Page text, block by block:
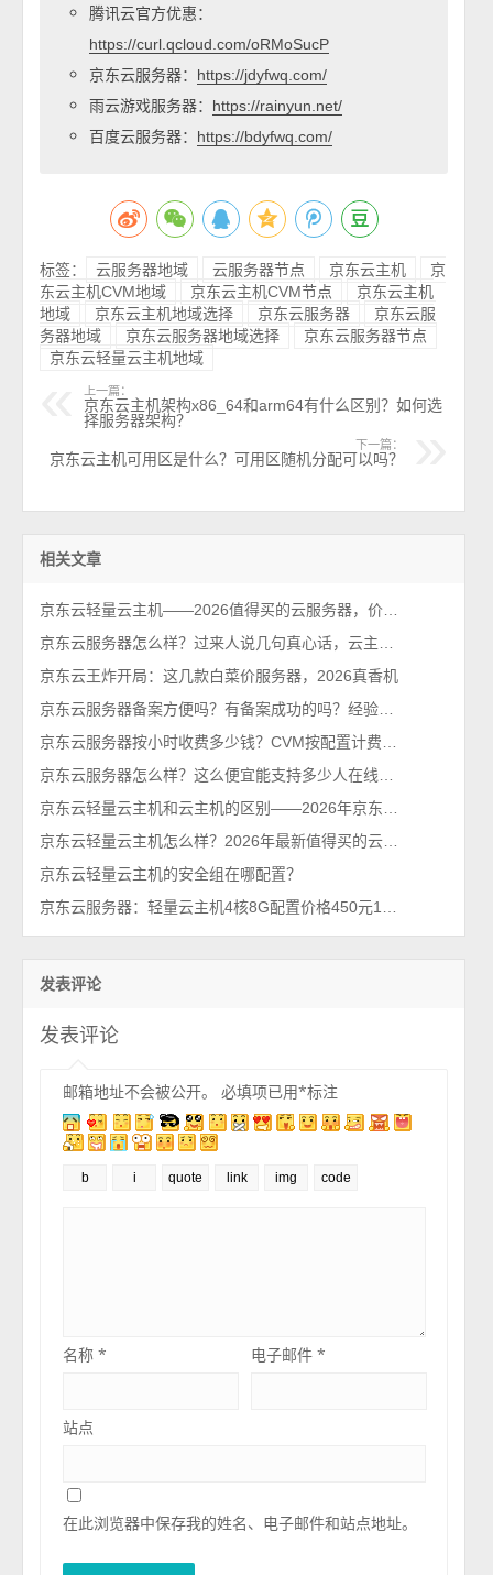
腾讯云官方优惠：
https://curl.qcloud.com/oRMoSucP
京东云服务器： https://jdyfwq.com/
雨云游戏服务器： https://rainyun.net/
百度云服务器： https://bdyfwq.com/
标签： 云服务器地域 云服务器节点 京东云主机
京
东云主机CVM地域
京东云主机CVM节点
京东云主机
地域
京东云主机地域选择 京东云服务器
京东云服
务器地域
京东云服务器地域选择
京东云服务器节点
京东云轻量云主机地域
上一篇：
京东云主机架构x86_64和arm64有什么区别？如何选
择服务器架构？
下一篇：
京东云主机可用区是什么？可用区随机分配可以吗？
相关文章
京东云王炸开局：这几款白菜价服务器，2026真香机
京东云轻量云主机的安全组在哪配置？
发表评论
发表评论
邮箱地址不会被公开。 必填项已用*标注
名称* 电子邮件*
站点
在此浏览器中保存我的姓名、电子邮件和站点地址。